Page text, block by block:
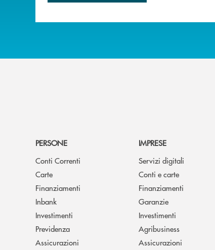
PERSONE
Conti Correnti
Carte
Finanziamenti
Inbank
Investimenti
Previdenza
Assicurazioni
IMPRESE
Servizi digitali
Conti e carte
Finanziamenti
Garanzie
Investimenti
Agribusiness
Assicurazioni